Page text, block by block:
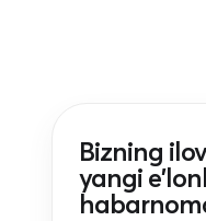
Bizning
yangi